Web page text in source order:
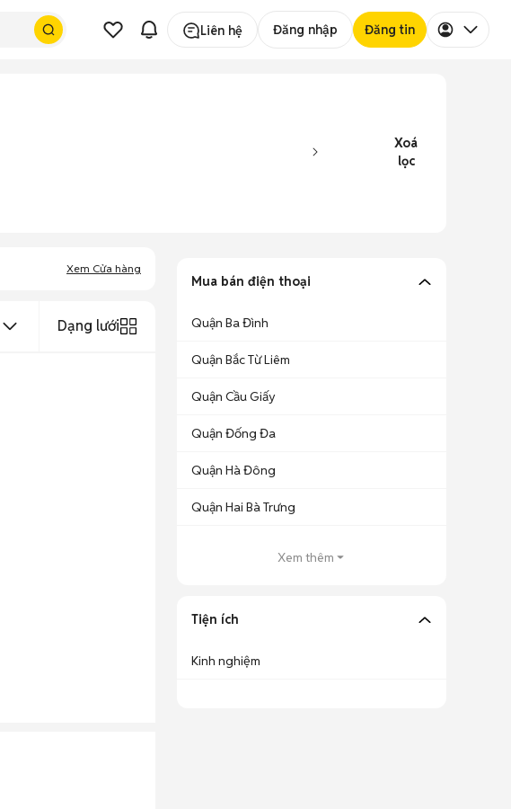
Liên hệ Đăng nhập Đăng tin
Xoá
lọc
Xem Cửa hàng
Dạng lưới
Mua bán điện thoại
Quận Ba Đình
Quận Bắc Từ Liêm
Quận Cầu Giấy
Quận Đống Đa
Quận Hà Đông
Quận Hai Bà Trưng
Xem thêm
Tiện ích
Kinh nghiệm